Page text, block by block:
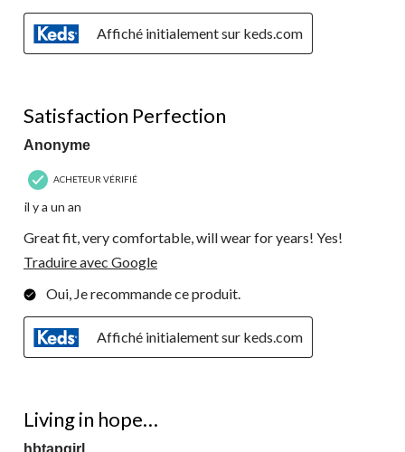
Affiché initialement sur keds.com
Satisfaction Perfection
Anonyme
ACHETEUR VÉRIFIÉ
il y a un an
Great fit, very comfortable, will wear for years! Yes!
Traduire avec Google
Oui, Je recommande ce produit.
Affiché initialement sur keds.com
Living in hope…